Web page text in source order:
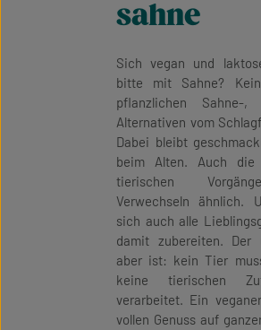
sahne
Sich vegan und
bitte mit Sahne?
pflanzlichen
Alternativen vom
Dabei bleibt
beim Alten. Auch die
tierischen
Verwechseln ähnlich.
sich auch alle
damit zubereiten. Der
aber ist: kein Tier
keine tierischen
verarbeitet. Ein
vollen Genuss auf